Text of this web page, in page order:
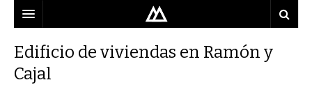
LOCALIZACIÓN
Edificio de viviendas en Ramón y
Cajal